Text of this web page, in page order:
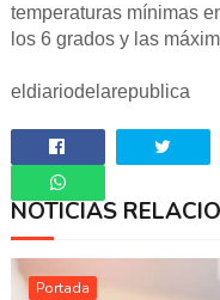
temperaturas mínimas
los 6 grados y las
eldiariodelarepublica
Whatsapp
NOTICIAS
Portada